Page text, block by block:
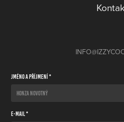
Jméno a příjmení *
E-mail *